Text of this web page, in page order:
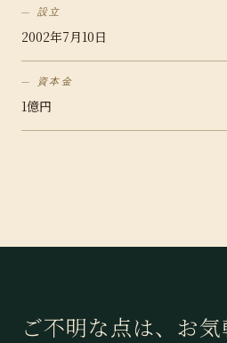
設立
2002年7月10日
資本金
1億円
ご不明な点は、お